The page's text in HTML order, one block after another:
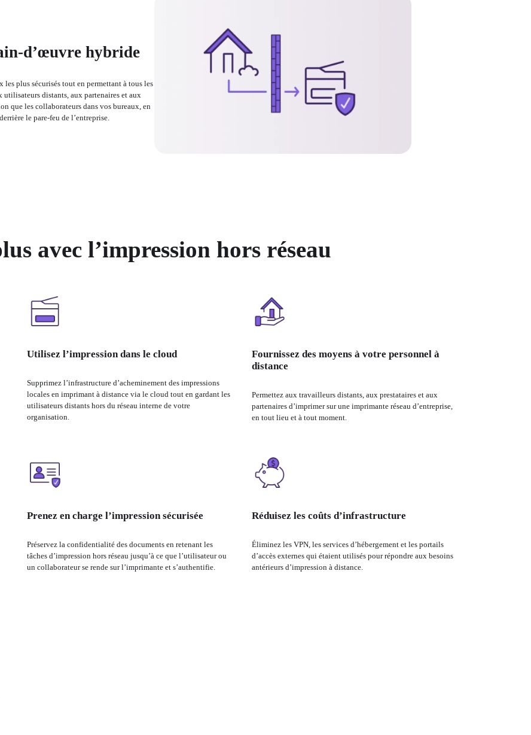
d’œuvre hybride
les plus sécurisés tout en permettant à tous les
distants, aux partenaires et aux
que les collaborateurs dans vos bureaux, en
le pare-feu de l’entreprise.
avec l’impression hors réseau
Utilisez l’impression dans le cloud
Supprimez l’infrastructure d’acheminement des impressions
locales en imprimant à distance via le cloud tout en gardant les
utilisateurs distants hors du réseau interne de votre
organisation.
Fournissez des moyens à votre personnel à
distance
Permettez aux travailleurs distants, aux prestataires et aux
partenaires d’imprimer sur une imprimante réseau d’entreprise,
en tout lieu et à tout moment.
Prenez en charge l’impression sécurisée
Préservez la confidentialité des documents en retenant les
tâches d’impression hors réseau jusqu’à ce que l’utilisateur ou
un collaborateur se rende sur l’imprimante et s’authentifie.
Réduisez les coûts d’infrastructure
Éliminez les VPN, les services d’hébergement et les portails
d’accès externes qui étaient utilisés pour répondre aux besoins
antérieurs d’impression à distance.